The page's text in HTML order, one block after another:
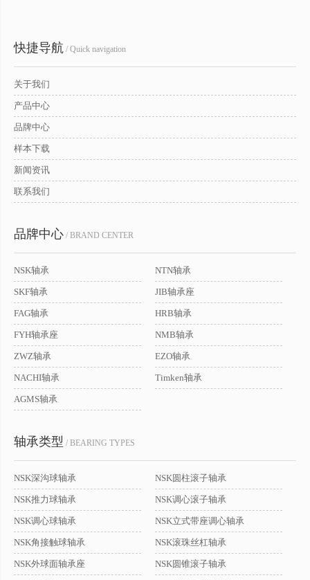
快捷导航 / Quick navigation
关于我们
产品中心
品牌中心
样本下载
新闻资讯
联系我们
品牌中心 / BRAND CENTER
NSK轴承 NTN轴承
SKF轴承 JIB轴承座
FAG轴承 HRB轴承
FYH轴承座 NMB轴承
ZWZ轴承 EZO轴承
NACHI轴承 Timken轴承
AGMS轴承
轴承类型 / BEARING TYPES
NSK深沟球轴承 NSK圆柱滚子轴承
NSK推力球轴承 NSK调心滚子轴承
NSK调心球轴承 NSK立式带座调心轴承
NSK角接触球轴承 NSK滚珠丝杠轴承
NSK外球面轴承座 NSK圆锥滚子轴承